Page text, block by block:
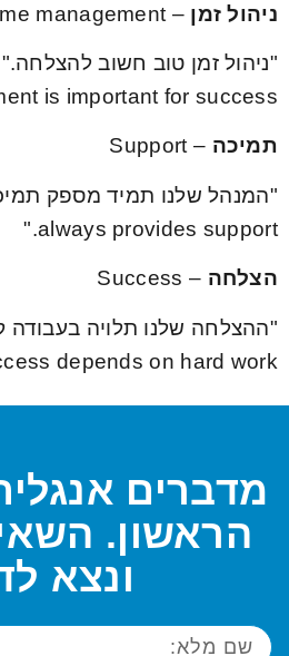
ניהול זמן – Time management
is important for success."
תמיכה – Support
always provides support."
הצלחה – Success
depends on hard work."
מדברים
הראשון.
ונצא